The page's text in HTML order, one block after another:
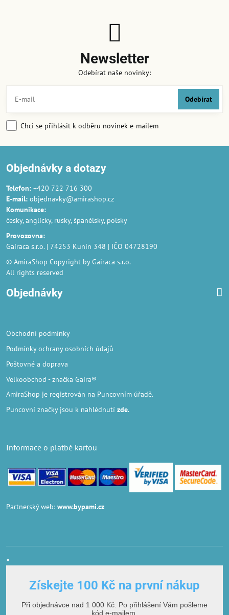
Newsletter
Odebírat naše novinky:
Odebírat
Chci se přihlásit k odběru novinek e-mailem
Objednávky a dotazy
Telefon: +420 722 716 300
E-mail: objednavky@amirashop.cz
Komunikace:
česky, anglicky, rusky, španělsky, polsky
Provozovna:
Gairaca s.r.o. | 74253 Kunín 348 | IČO 04728190
© AmiraShop Copyright by Gairaca s.r.o.
All rights reserved
Objednávky
Obchodní podmínky
Podmínky ochrany osobních údajů
Poštovné a doprava
Velkoobchod - značka Gaira®
AmiraShop je registrován na Puncovním úřadě.
Puncovní značkyjsou k nahlédnutí zde.
Informace o platbě kartou
Partnerský web: www.bypami.cz
×
Získejte 100 Kč na první nákup
Při objednávce nad 1 000 Kč. Po přihlášení Vám pošleme
kód e-mailem.